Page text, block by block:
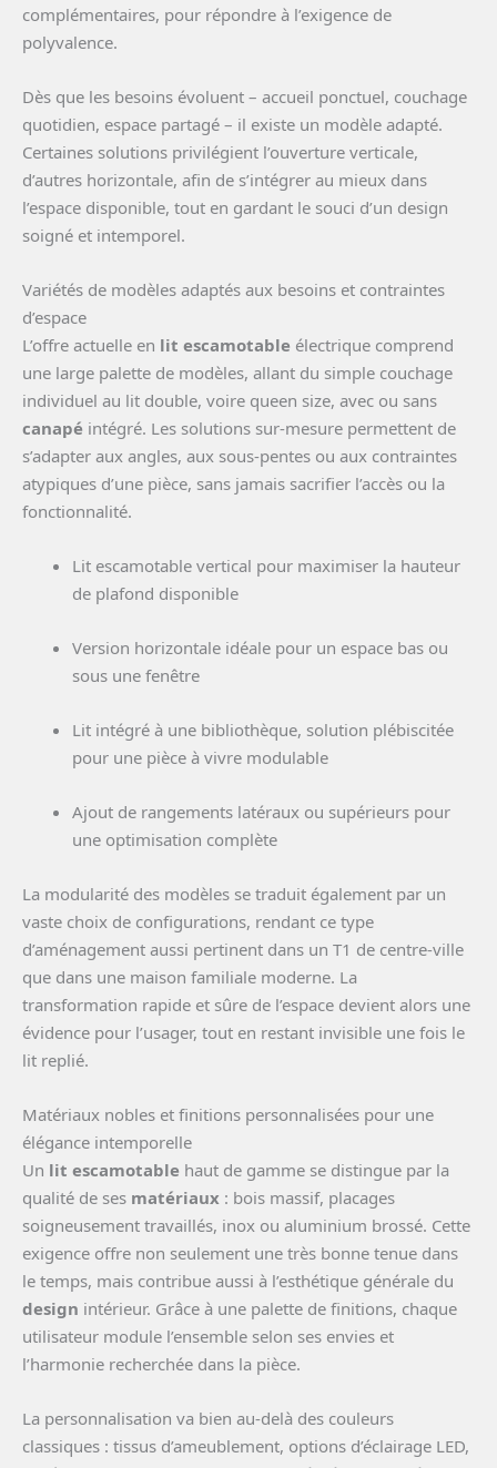
complémentaires, pour répondre à l’exigence de
polyvalence.
Dès que les besoins évoluent – accueil ponctuel, couchage
quotidien, espace partagé – il existe un modèle adapté.
Certaines solutions privilégient l’ouverture verticale,
d’autres horizontale, afin de s’intégrer au mieux dans
l’espace disponible, tout en gardant le souci d’un design
soigné et intemporel.
Variétés de modèles adaptés aux besoins et contraintes
d’espace
L’offre actuelle en lit escamotable électrique comprend
une large palette de modèles, allant du simple couchage
individuel au lit double, voire queen size, avec ou sans
canapé intégré. Les solutions sur-mesure permettent de
s’adapter aux angles, aux sous-pentes ou aux contraintes
atypiques d’une pièce, sans jamais sacrifier l’accès ou la
fonctionnalité.
Lit escamotable vertical pour maximiser la hauteur
de plafond disponible
Version horizontale idéale pour un espace bas ou
sous une fenêtre
Lit intégré à une bibliothèque, solution plébiscitée
pour une pièce à vivre modulable
Ajout de rangements latéraux ou supérieurs pour
une optimisation complète
La modularité des modèles se traduit également par un
vaste choix de configurations, rendant ce type
d’aménagement aussi pertinent dans un T1 de centre-ville
que dans une maison familiale moderne. La
transformation rapide et sûre de l’espace devient alors une
évidence pour l’usager, tout en restant invisible une fois le
lit replié.
Matériaux nobles et finitions personnalisées pour une
élégance intemporelle
Un lit escamotable haut de gamme se distingue par la
qualité de ses matériaux : bois massif, placages
soigneusement travaillés, inox ou aluminium brossé. Cette
exigence offre non seulement une très bonne tenue dans
le temps, mais contribue aussi à l’esthétique générale du
design intérieur. Grâce à une palette de finitions, chaque
utilisateur module l’ensemble selon ses envies et
l’harmonie recherchée dans la pièce.
La personnalisation va bien au-delà des couleurs
classiques : tissus d’ameublement, options d’éclairage LED,